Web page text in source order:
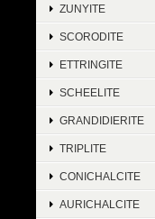
ZUNYITE
SCORODITE
ETTRINGITE
SCHEELITE
GRANDIDIERITE
TRIPLITE
CONICHALCITE
AURICHALCITE